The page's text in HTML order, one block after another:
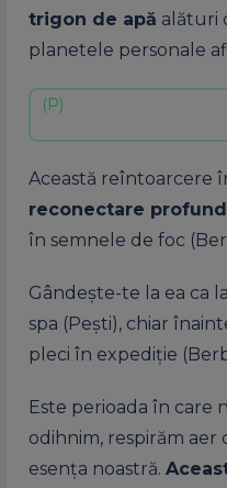
trigon de apă alături
planetele personale
Această reîntoarcere
reconectare
în semnele de foc
Gândește-te la ea ca
spa (Pești), chiar
pleci în expediție
Este perioada în care
odihnim, respirăm aer
esența noastră.